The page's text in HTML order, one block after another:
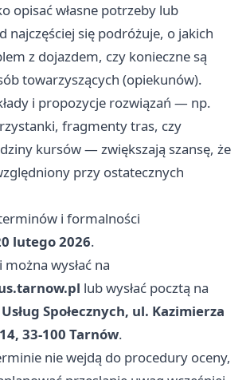
opisać własne potrzeby lub
najczęściej się podróżuje, o jakich
z dojazdem, czy konieczne są
towarzyszących (opiekunów).
i propozycje rozwiązań — np.
fragmenty tras, czy
kursów — zwiększają szansę, że
przy ostatecznych
i formalności
lutego 2026.
wysłać na
lub wysłać pocztą na
Społecznych, ul. Kazimierza
33‑100 Tarnów.
nie wejdą do procedury oceny,